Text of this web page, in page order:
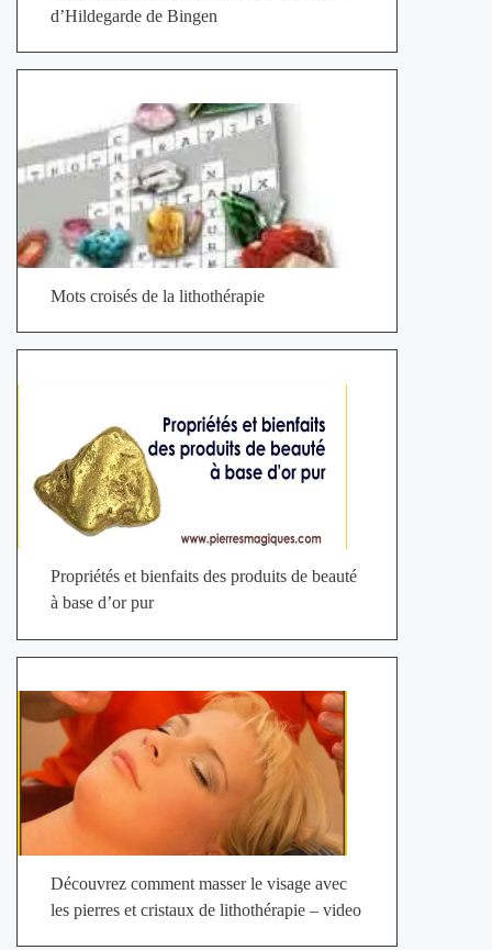
d’Hildegarde de Bingen
Mots croisés de la lithothérapie
Propriétés et bienfaits des produits de beauté
à base d’or pur
Découvrez comment masser le visage avec
les pierres et cristaux de lithothérapie – video